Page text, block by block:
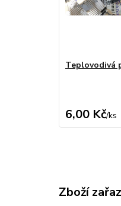
Teplovodivá
6,00 Kč/ks
Zboží